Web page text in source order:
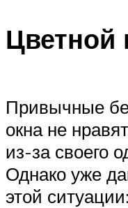
Привычные
окна не
из-за своего
Однако уже
этой